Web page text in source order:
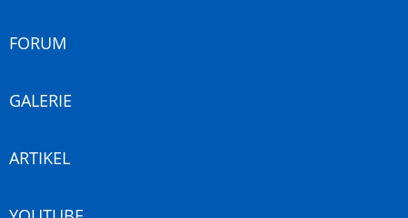
FORUM
GALERIE
ARTIKEL